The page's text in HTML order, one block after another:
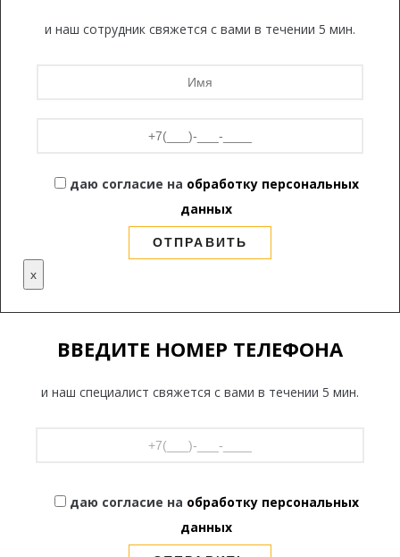
и наш сотрудник свяжется с вами в течении 5 мин.
даю согласие на обработку персональных
данных
x
ВВЕДИТЕ НОМЕР ТЕЛЕФОНА
и наш специалист свяжется с вами в течении 5 мин.
даю согласие на обработку персональных
данных